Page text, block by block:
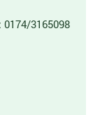
3165098